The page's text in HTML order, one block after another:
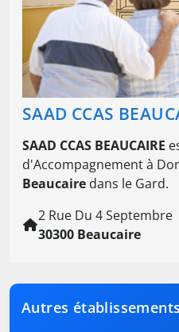
SAAD CCAS
SAAD CCAS BEAUCAIRE
d'Accompagnement à
Beaucaire dans le Gard.
2 Rue Du 4 Septembre
30300 Beaucaire
Autres